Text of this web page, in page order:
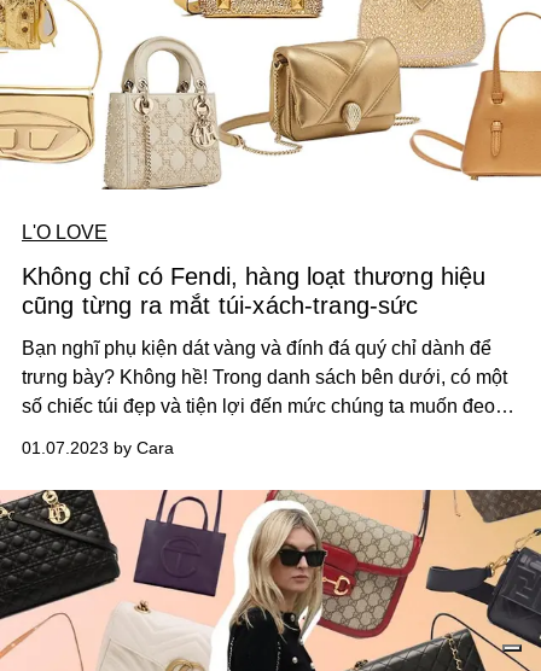
L'O LOVE
Không chỉ có Fendi, hàng loạt thương hiệu
cũng từng ra mắt túi-xách-trang-sức
Bạn nghĩ phụ kiện dát vàng và đính đá quý chỉ dành để
trưng bày? Không hề! Trong danh sách bên dưới, có một
số chiếc túi đẹp và tiện lợi đến mức chúng ta muốn đeo
01.07.2023 by Cara